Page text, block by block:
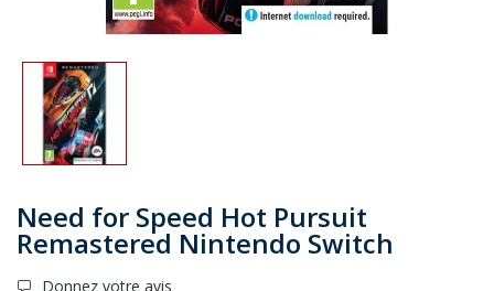
Need for Speed Hot Pursuit
Remastered Nintendo Switch
Donnez votre avis